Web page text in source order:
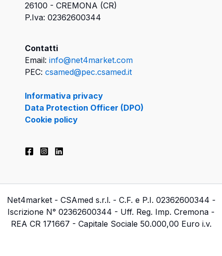
26100 - CREMONA (CR)
P.Iva: 02362600344
Contatti
Email: info@net4market.com
PEC: csamed@pec.csamed.it
Informativa privacy
Data Protection Officer (DPO)
Cookie policy
Net4market - CSAmed s.r.l. - C.F. e P.I. 02362600344 -
Iscrizione N° 02362600344 - Uff. Reg. Imp. Cremona -
REA CR 171667 - Capitale Sociale 50.000,00 Euro i.v.